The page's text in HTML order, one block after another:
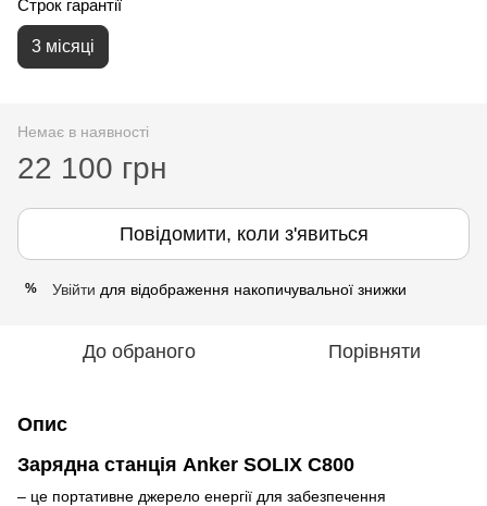
Строк гарантії
3 місяці
Немає в наявності
22 100 грн
Повідомити, коли з'явиться
% Увійти для відображення накопичувальної знижки
До обраного Порівняти
Опис
Зарядна станція Anker SOLIX C800
– це портативне джерело енергії для забезпечення